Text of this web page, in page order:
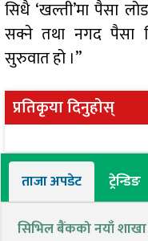
सिधै ‘खल्ती’मा पैसा
सक्ने तथा नगद पैसा
सुरुवात हो ।”
प्रतिकृया दिनुहोस्
ताजा अपडेट ट्रेन्डिङ
सिभिल बैंकको नयाँ शाखा